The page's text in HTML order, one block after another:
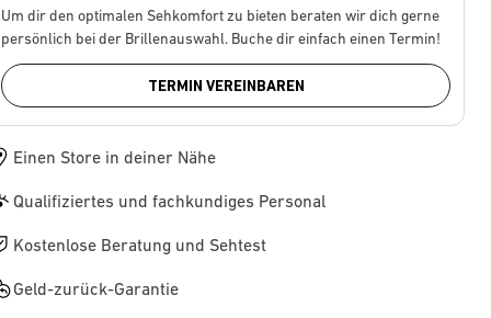
Um dir den optimalen Sehkomfort zu bieten beraten wir dich gerne
persönlich bei der Brillenauswahl. Buche dir einfach einen Termin!
TERMIN VEREINBAREN
Einen Store in deiner Nähe
Qualifiziertes und fachkundiges Personal
Kostenlose Beratung und Sehtest
Geld-zurück-Garantie